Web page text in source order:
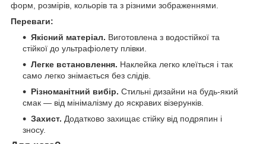
форм, розмірів, кольорів та з різними зображеннями.
Переваги:
Якісний матеріал. Виготовлена з водостійкої та
стійкої до ультрафіолету плівки.
Легке встановлення. Наклейка легко клеїться і так
само легко знімається без слідів.
Різноманітний вибір. Стильні дизайни на будь-який
смак — від мінімалізму до яскравих візерунків.
Захист. Додатково захищає стійку від подряпин і
зносу.